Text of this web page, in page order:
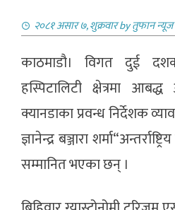
२०८१ असार ७, शुक्रवारbyतुफान न्यूज
काठमाडौ। विगत दुई
हस्पिटालिटी क्षेत्रमा
क्यानडाका प्रवन्ध निर्देशक
ज्ञानेन्द्र बञ्जारा
सम्मानित भएका छन् ।